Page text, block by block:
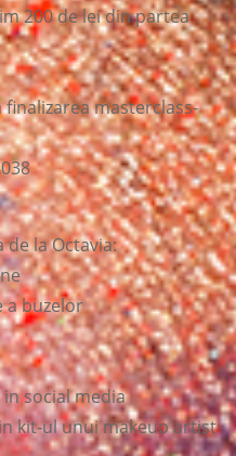
200 de lei din partea
masterclass-
de la Octavia:
a buzelor
social media
kit-ul unui makeup artist